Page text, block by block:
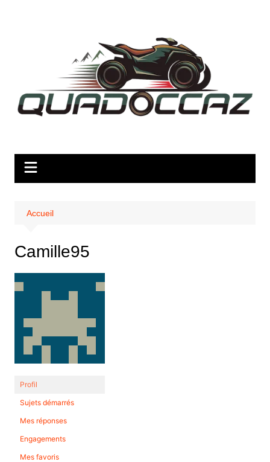
Accueil
Camille95
Profil
Sujets démarrés
Mes réponses
Engagements
Mes favoris